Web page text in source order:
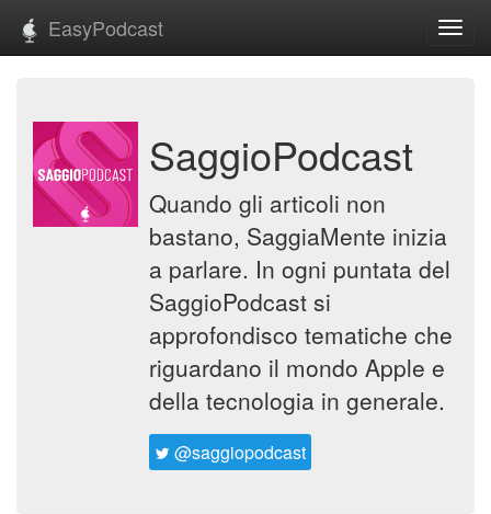
EasyPodcast
SaggioPodcast
Quando gli articoli non
bastano, SaggiaMente inizia
a parlare. In ogni puntata del
SaggioPodcast si
approfondisco tematiche che
riguardano il mondo Apple e
della tecnologia in generale.
@saggiopodcast